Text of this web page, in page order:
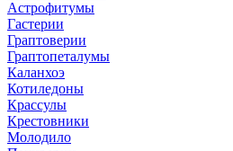
Астрофитумы
Гастерии
Граптоверии
Граптопеталумы
Каланхоэ
Котиледоны
Крассулы
Крестовники
Молодило